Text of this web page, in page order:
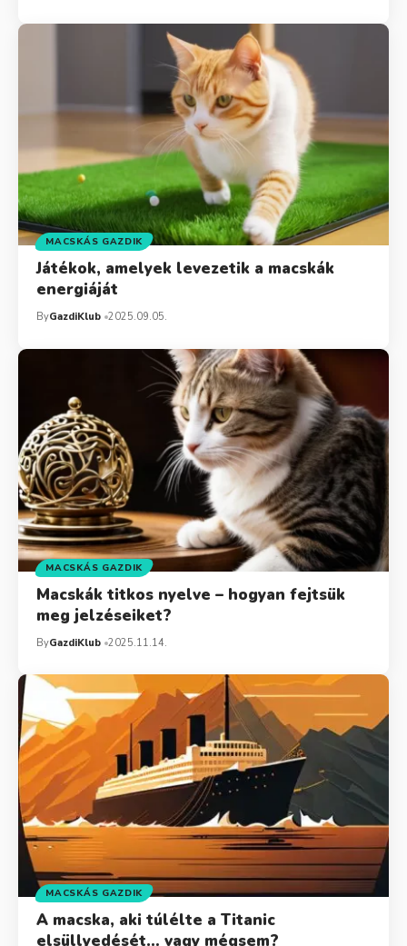
MACSKÁS GAZDIK
Játékok, amelyek levezetik a macskák
energiáját
ByGazdiKlub 2025.09.05.
MACSKÁS GAZDIK
Macskák titkos nyelve – hogyan fejtsük
meg jelzéseiket?
ByGazdiKlub 2025.11.14.
MACSKÁS GAZDIK
A macska, aki túlélte a Titanic
elsüllyedését… vagy mégsem?